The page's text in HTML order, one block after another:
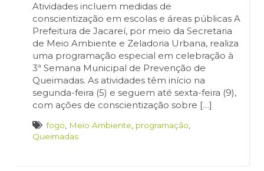
Atividades incluem medidas de
conscientização em escolas e áreas públicas A
Prefeitura de Jacareí, por meio da Secretaria
de Meio Ambiente e Zeladoria Urbana, realiza
uma programação especial em celebração à
3ª Semana Municipal de Prevenção de
Queimadas. As atividades têm início na
segunda-feira (5) e seguem até sexta-feira (9),
com ações de conscientização sobre […]
fogo Meio Ambiente programação
Queimadas